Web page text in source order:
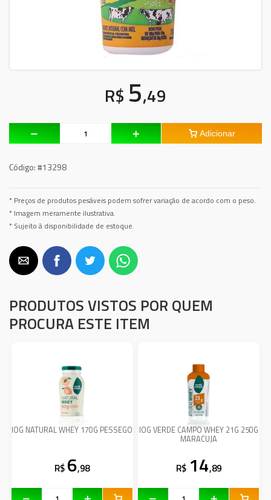
R$ 5,49
Adicionar
Código:#13298
* Preços de produtos pesáveis podem sofrer variação de acordo com o peso.
* Imagem meramente ilustrativa.
* Sujeito à disponibilidade de estoque.
PRODUTOS VISTOS POR QUEM
PROCURA ESTE ITEM
IOG NATURAL WHEY 170G PESSEGO
R$ 6,98
IOG VERDE CAMPO WHEY 21G 250G
MARACUJA
R$ 14,89